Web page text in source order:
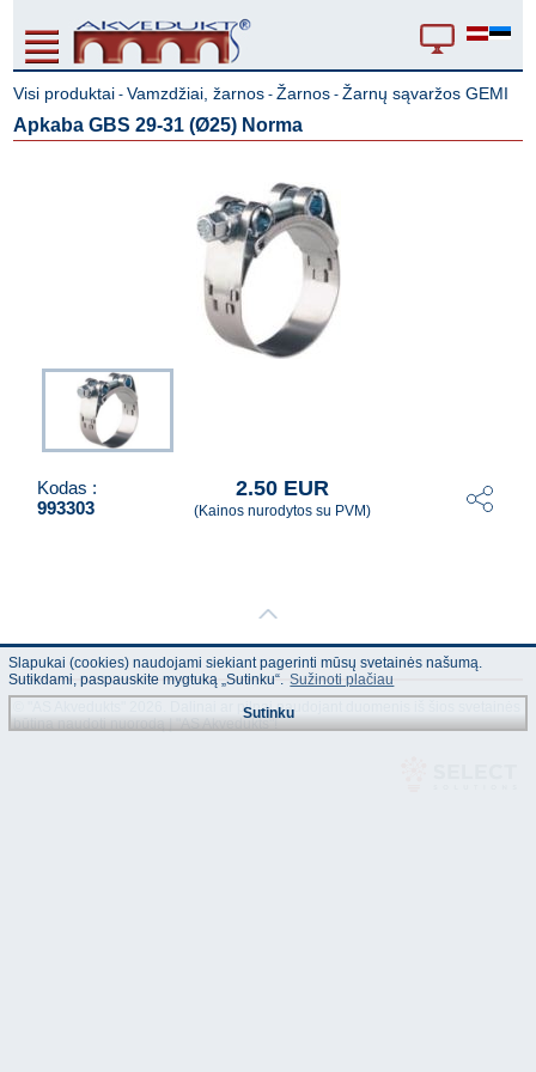
Visi produktai -Vamzdžiai, žarnos -Žarnos -Žarnų sąvaržos GEMI
Apkaba GBS 29-31 (Ø25) Norma
Kodas :
993303
2.50 EUR
(Kainos nurodytos su PVM)
© "AS Akvedukts" 2026. Dalinai ar pilnai naudojant duomenis iš šios svetainės
būtina naudoti nuorodą Į "AS Akvedukts"!
Slapukai (cookies) naudojami siekiant pagerinti mūsų svetainės našumą.
Sutikdami, paspauskite mygtuką „Sutinku“. Sužinoti plačiau
Sutinku